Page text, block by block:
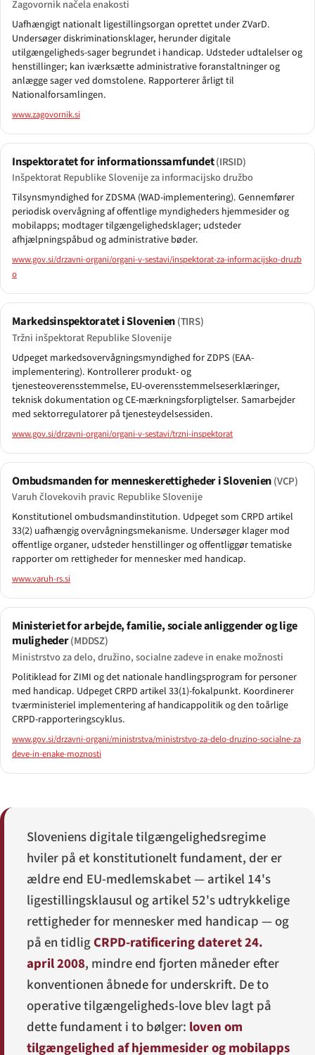
Zagovornik načela enakosti
Uafhængigt nationalt ligestillingsorgan oprettet under ZVarD.
Undersøger diskriminationsklager, herunder digitale
utilgængeligheds-sager begrundet i handicap. Udsteder udtalelser og
henstillinger; kan iværksætte administrative foranstaltninger og
anlægge sager ved domstolene. Rapporterer årligt til
Nationalforsamlingen.
www.zagovornik.si
Inspektoratet for informationssamfundet(IRSID)
Inšpektorat Republike Slovenije za informacijsko družbo
Tilsynsmyndighed for ZDSMA (WAD-implementering). Gennemfører
periodisk overvågning af offentlige myndigheders hjemmesider og
mobilapps; modtager tilgængelighedsklager; udsteder
afhjælpningspåbud og administrative bøder.
www.gov.si/drzavni-organi/organi-v-sestavi/inspektorat-za-informacijsko-druzb
o
Markedsinspektoratet i Slovenien(TIRS)
Tržni inšpektorat Republike Slovenije
Udpeget markedsovervågningsmyndighed for ZDPS (EAA-
implementering). Kontrollerer produkt- og
tjenesteoverensstemmelse, EU-overensstemmelseserklæringer,
teknisk dokumentation og CE-mærkningsforpligtelser. Samarbejder
med sektorregulatorer på tjenesteydelsessiden.
www.gov.si/drzavni-organi/organi-v-sestavi/trzni-inspektorat
Ombudsmanden for menneskerettigheder i Slovenien(VCP)
Varuh človekovih pravic Republike Slovenije
Konstitutionel ombudsmandinstitution. Udpeget som CRPD artikel
33(2) uafhængig overvågningsmekanisme. Undersøger klager mod
offentlige organer, udsteder henstillinger og offentliggør tematiske
rapporter om rettigheder for mennesker med handicap.
www.varuh-rs.si
Ministeriet for arbejde, familie, sociale anliggender og lige
muligheder(MDDSZ)
Ministrstvo za delo, družino, socialne zadeve in enake možnosti
Politiklead for ZIMI og det nationale handlingsprogram for personer
med handicap. Udpeget CRPD artikel 33(1)-fokalpunkt. Koordinerer
tværministeriel implementering af handicappolitik og den toårlige
CRPD-rapporteringscyklus.
www.gov.si/drzavni-organi/ministrstva/ministrstvo-za-delo-druzino-socialne-za
deve-in-enake-moznosti
Sloveniens digitale tilgængelighedsregime
hviler på et konstitutionelt fundament, der er
ældre end EU-medlemskabet — artikel 14's
ligestillingsklausul og artikel 52's udtrykkelige
rettigheder for mennesker med handicap — og
på en tidligCRPD-ratificering dateret 24.
april 2008, mindre end fjorten måneder efter
konventionen åbnede for underskrift. De to
operative tilgængeligheds-love blev lagt på
dette fundament i to bølger: loven om
tilgængelighed af hjemmesider og mobilapps